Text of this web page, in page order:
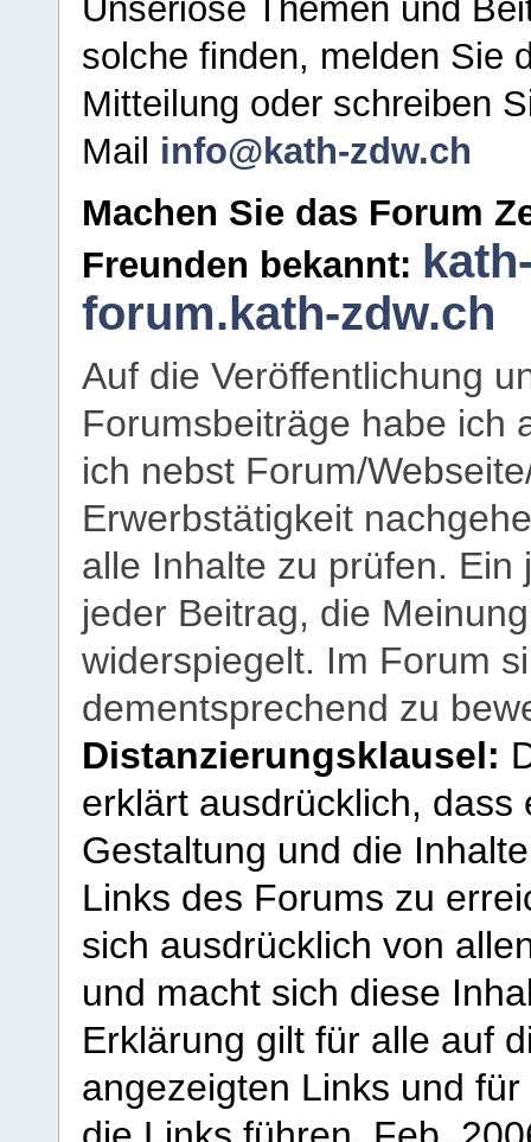
Unseriöse Themen und
solche finden, melden Sie
Mitteilung oder schreiben
Mail info@kath-zdw.ch
Machen Sie das Forum
Freunden bekannt:
forum.kath-zdw.ch
Auf die Veröffentlichung
Forumsbeiträge habe ich
ich nebst Forum/
Erwerbstätigkeit
alle Inhalte zu prüfen.
jeder Beitrag, die
widerspiegelt. Im Forum
dementsprechend zu
Distanzierungsklausel:
erklärt ausdrücklich,
Gestaltung und die
Links des Forums zu
sich ausdrücklich von
und macht sich diese
Erklärung gilt für alle auf
angezeigten Links und